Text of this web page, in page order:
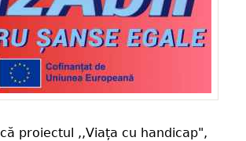
proiectul ,,Viața cu handicap",